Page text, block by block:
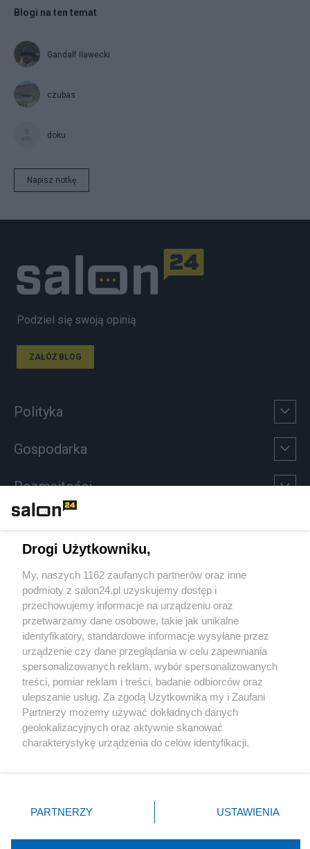
Blogi na ten temat
Gandalf Iławecki
czubas
doku
Napisz notkę
Podziel się swoją opinią
ZAŁÓŻ BLOG
Polityka
Gospodarka
Rozmaitości
Sport
Społeczeństwo
Kultura
X Facebook Instagram Youtube
Drogi Użytkowniku,
My, naszych 1162 zaufanych partnerów oraz inne
podmioty z salon24.pl uzyskujemy dostęp i
przechowujemy informacje na urządzeniu oraz
przetwarzamy dane osobowe, takie jak unikalne
identyfikatory, standardowe informacje wysyłane przez
urządzenie czy dane przeglądania w celu zapewniania
spersonalizowanych reklam, wybór spersonalizowanych
treści, pomiar reklam i treści, badanie odbiorców oraz
ulepszanie usług. Za zgodą Użytkownika my i Zaufani
Partnerzy możemy używać dokładnych danych
geolokalizacyjnych oraz aktywnie skanować
charakterystykę urządzenia do celów identyfikacji.
zmienić/wycofać klikając przycisk ustawień prywatności
znajdujący się w lewym dolnym rogu strony
rodzaje przetwarzania danych nie wymagają zgody
PARTNERZY USTAWIENIA